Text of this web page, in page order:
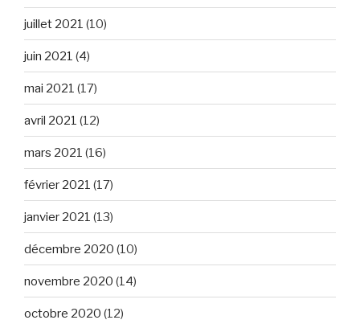
juillet 2021 (10)
juin 2021 (4)
mai 2021 (17)
avril 2021 (12)
mars 2021 (16)
février 2021 (17)
janvier 2021 (13)
décembre 2020 (10)
novembre 2020 (14)
octobre 2020 (12)